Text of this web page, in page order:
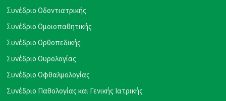
Συνέδριο Οδοντιατρικής
Συνέδριο Ομοιοπαθητικής
Συνέδριο Ορθοπεδικής
Συνέδριο Ουρολογίας
Συνέδριο Οφθαλμολογίας
Συνέδριο Παθολογίας και Γενικής Ιατρικής